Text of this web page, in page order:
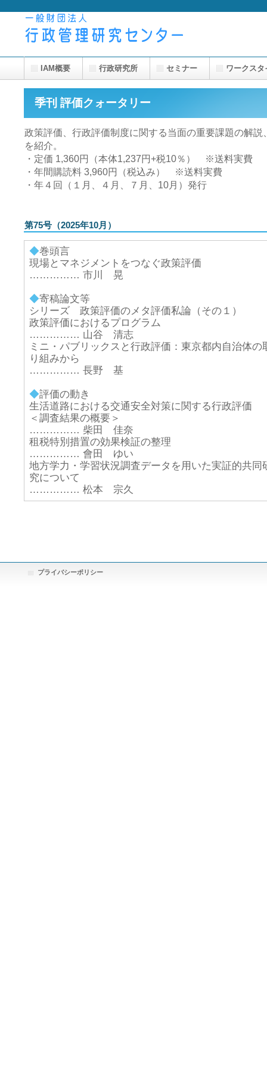
季刊 評価クォータリー
政策評価、行政評価制度に関する当面の重要課題の解
を紹介。
・定価 1,360円（本体1,237円+税10％） ※送料実費
・年間購読料 3,960円（税込み） ※送料実費
・年４回（１月、４月、７月、10月）発行
第75号（2025年10月）
◆巻頭言
現場とマネジメントをつなぐ政策評価
…………… 市川 晃
◆寄稿論文等
シリーズ 政策評価のメタ評価私論（その１）
政策評価におけるプログラム
…………… 山谷 清志
ミニ・パブリックスと行政評価：東京都内自治体の
り組みから
…………… 長野 基
◆評価の動き
生活道路における交通安全対策に関する行政評価
＜調査結果の概要＞
…………… 柴田 佳奈
租税特別措置の効果検証の整理
…………… 會田 ゆい
地方学力・学習状況調査データを用いた実証的共同
究について
…………… 松本 宗久
IAM概要 行政研究所 セミナー ワークス
プライバシーポリシー